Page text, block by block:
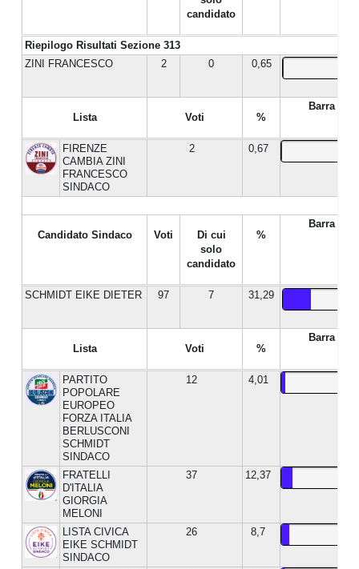
Riepilogo Risultati Sezione 313
candidato
ZINI FRANCESCO 2 0 0,65
Lista Voti %
Barra %
FIRENZE
CAMBIA ZINI
FRANCESCO
SINDACO
2 0,67
Candidato Sindaco Voti
Di cui
solo
candidato
%
Barra %
SCHMIDT EIKE DIETER 97 7 31,29
Lista Voti %
Barra %
PARTITO
POPOLARE
EUROPEO
FORZA ITALIA
BERLUSCONI
SCHMIDT
SINDACO
12 4,01
FRATELLI
D'ITALIA
GIORGIA
MELONI
37 12,37
LISTA CIVICA
EIKE SCHMIDT
SINDACO
26 8,7